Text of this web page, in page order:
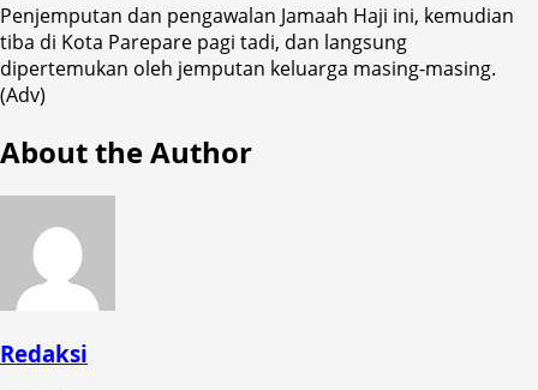
Penjemputan dan pengawalan Jamaah Haji ini, kemudian
tiba di Kota Parepare pagi tadi, dan langsung
dipertemukan oleh jemputan keluarga masing-masing.
(Adv)
About the Author
Redaksi